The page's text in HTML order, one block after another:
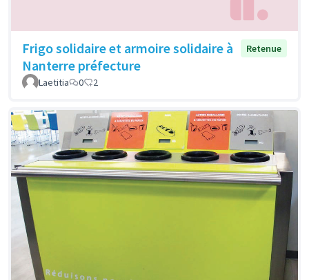
Frigo solidaire et armoire solidaire à
Nanterre préfecture
Retenue
Laetitia 0 2